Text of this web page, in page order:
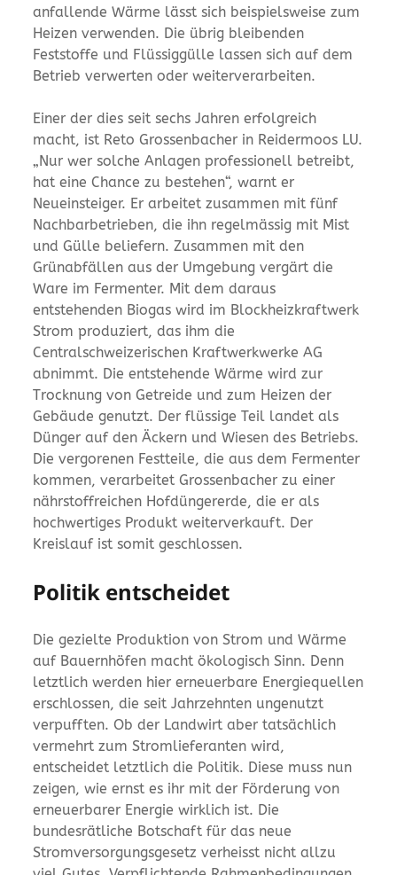
anfallende Wärme lässt sich beispielsweise zum
Heizen verwenden. Die übrig bleibenden
Feststoffe und Flüssiggülle lassen sich auf dem
Betrieb verwerten oder weiterverarbeiten.
Einer der dies seit sechs Jahren erfolgreich
macht, ist Reto Grossenbacher in Reidermoos LU.
„Nur wer solche Anlagen professionell betreibt,
hat eine Chance zu bestehen“, warnt er
Neueinsteiger. Er arbeitet zusammen mit fünf
Nachbarbetrieben, die ihn regelmässig mit Mist
und Gülle beliefern. Zusammen mit den
Grünabfällen aus der Umgebung vergärt die
Ware im Fermenter. Mit dem daraus
entstehenden Biogas wird im Blockheizkraftwerk
Strom produziert, das ihm die
Centralschweizerischen Kraftwerkwerke AG
abnimmt. Die entstehende Wärme wird zur
Trocknung von Getreide und zum Heizen der
Gebäude genutzt. Der flüssige Teil landet als
Dünger auf den Äckern und Wiesen des Betriebs.
Die vergorenen Festteile, die aus dem Fermenter
kommen, verarbeitet Grossenbacher zu einer
nährstoffreichen Hofdüngererde, die er als
hochwertiges Produkt weiterverkauft. Der
Kreislauf ist somit geschlossen.
Politik entscheidet
Die gezielte Produktion von Strom und Wärme
auf Bauernhöfen macht ökologisch Sinn. Denn
letztlich werden hier erneuerbare Energiequellen
erschlossen, die seit Jahrzehnten ungenutzt
verpufften. Ob der Landwirt aber tatsächlich
vermehrt zum Stromlieferanten wird,
entscheidet letztlich die Politik. Diese muss nun
zeigen, wie ernst es ihr mit der Förderung von
erneuerbarer Energie wirklich ist. Die
bundesrätliche Botschaft für das neue
Stromversorgungsgesetz verheisst nicht allzu